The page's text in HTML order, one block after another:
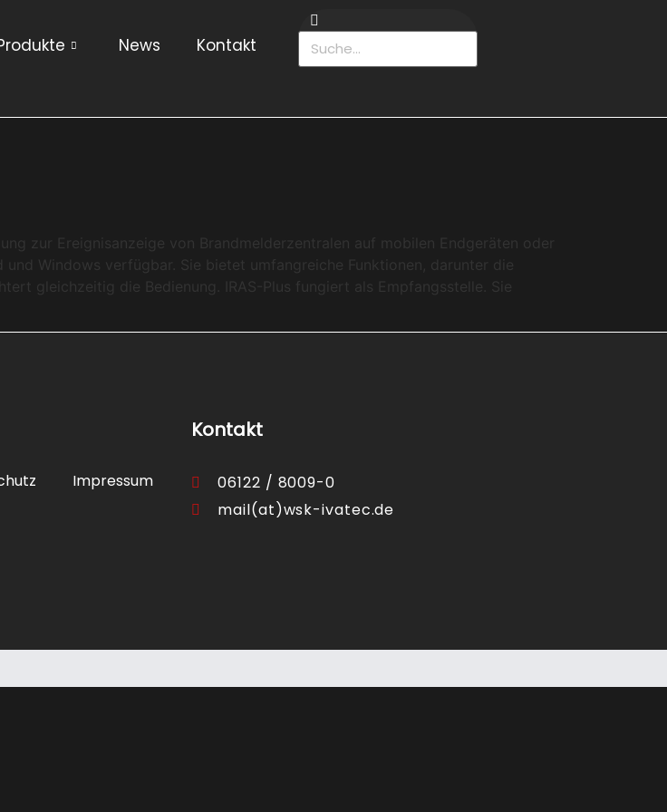
News Kontakt
zur Ereignisanzeige von Brandmelderzentralen auf mobilen Endgeräten oder
Windows verfügbar. Sie bietet umfangreiche Funktionen, darunter die
gleichzeitig die Bedienung. IRAS-Plus fungiert als Empfangsstelle. Sie
Impressum
Kontakt
06122 / 8009-0
mail(at)wsk-ivatec.de